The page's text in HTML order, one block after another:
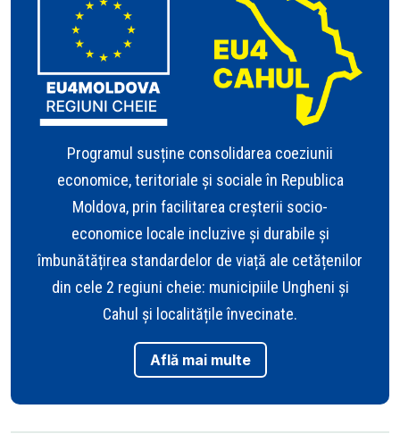
Programul susține consolidarea coeziunii
economice, teritoriale și sociale în Republica
Moldova, prin facilitarea creșterii socio-
economice locale incluzive și durabile și
îmbunătățirea standardelor de viață ale cetățenilor
din cele 2 regiuni cheie: municipiile Ungheni și
Cahul și localitățile învecinate.
Află mai multe